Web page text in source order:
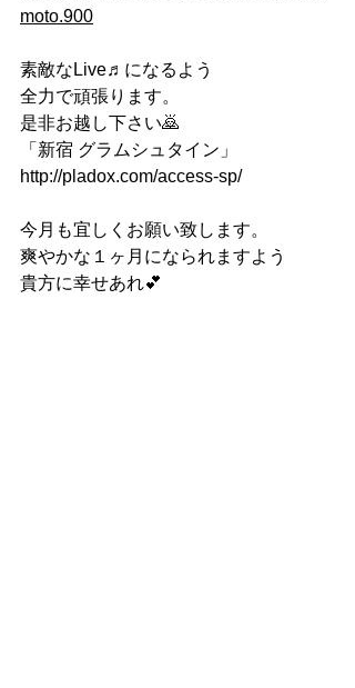
moto.900
素敵なLive♬になるよう
全力で頑張ります。
是非お越し下さい🙇
「新宿 グラムシュタイン」
http://pladox.com/access-sp/
今月も宜しくお願い致します。
爽やかな１ヶ月になられますよう
貴方に幸せあれ💕